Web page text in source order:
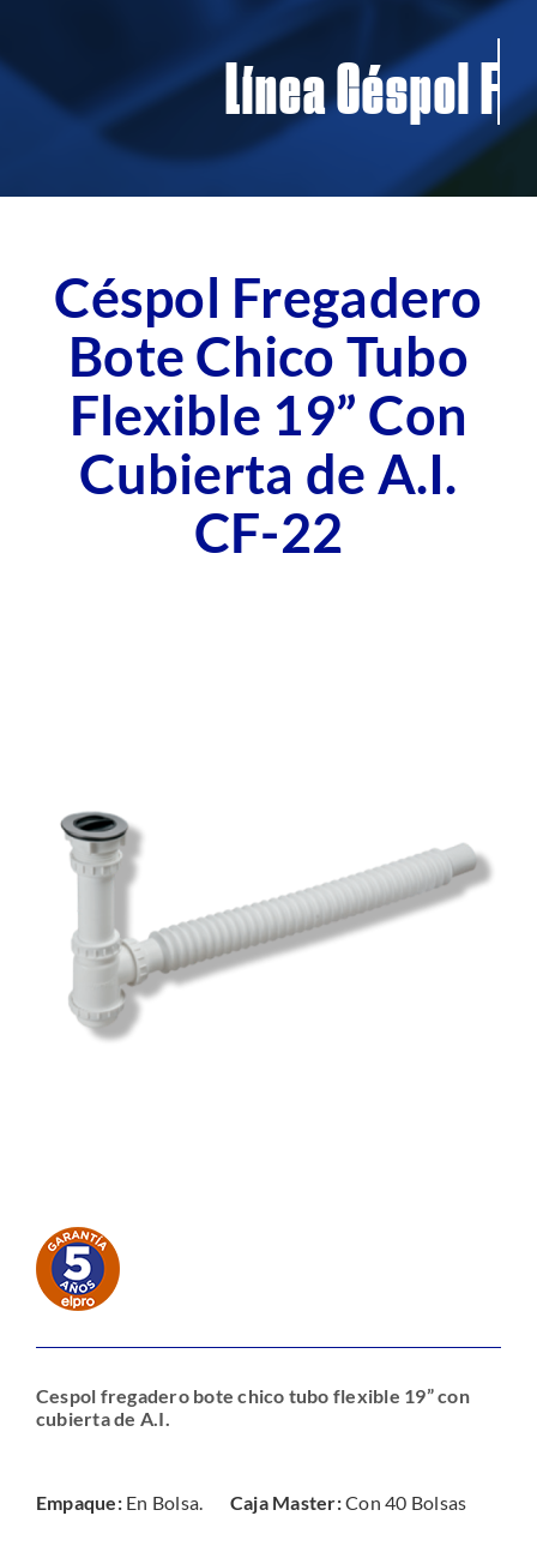
Blog Línea Céspol
Céspol Fregadero
Bote Chico Tubo
Flexible 19” Con
Cubierta de A.I.
CF-22
Cespol fregadero bote chico tubo flexible 19” con
cubierta de A.I.
Empaque:En Bolsa. Caja Master:Con 40 Bolsas